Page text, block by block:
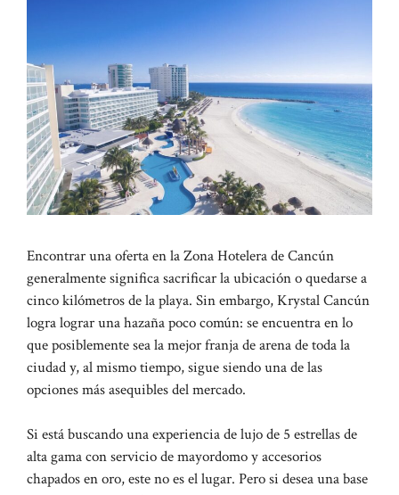
Encontrar una oferta en la Zona Hotelera de Cancún
generalmente significa sacrificar la ubicación o quedarse a
cinco kilómetros de la playa. Sin embargo, Krystal Cancún
logra lograr una hazaña poco común: se encuentra en lo
que posiblemente sea la mejor franja de arena de toda la
ciudad y, al mismo tiempo, sigue siendo una de las
opciones más asequibles del mercado.
Si está buscando una experiencia de lujo de 5 estrellas de
alta gama con servicio de mayordomo y accesorios
chapados en oro, este no es el lugar. Pero si desea una base